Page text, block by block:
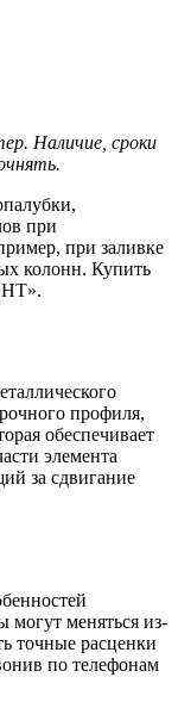
Наличие, сроки
при
при заливке
колонн. Купить
профиля,
обеспечивает
элемента
за сдвигание
могут меняться из-
точные расценки
по телефонам